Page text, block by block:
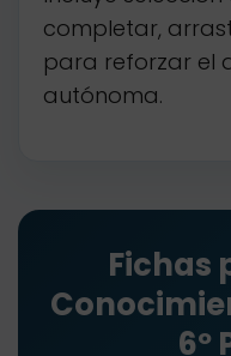
completar,
para reforzar el
autónoma.
Fichas
6º